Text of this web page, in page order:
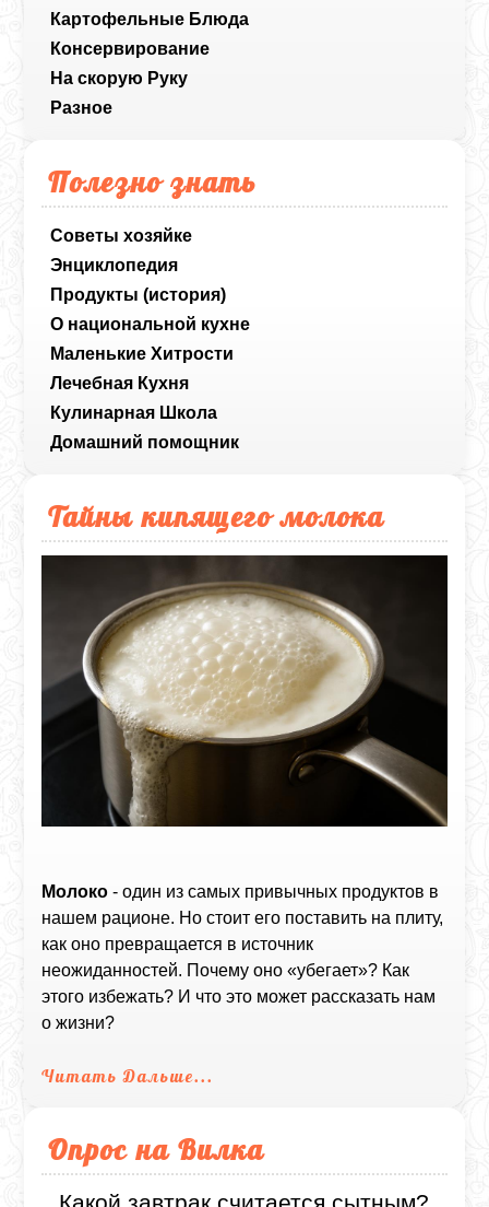
Картофельные Блюда
Консервирование
На скорую Руку
Разное
Полезно знать
Советы хозяйке
Энциклопедия
Продукты (история)
О национальной кухне
Маленькие Хитрости
Лечебная Кухня
Кулинарная Школа
Домашний помощник
Тайны кипящего молока
Молоко - один из самых привычных продуктов в
нашем рационе. Но стоит его поставить на плиту,
как оно превращается в источник
неожиданностей. Почему оно «убегает»? Как
этого избежать? И что это может рассказать нам
о жизни?
Читать Дальше...
Опрос на Вилка
Какой завтрак считается сытным?